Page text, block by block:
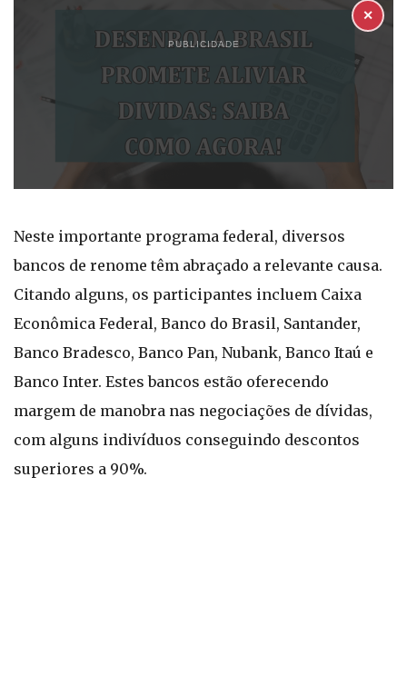
PUBLICIDADE
✕
Neste importante programa federal, diversos
bancos de renome têm abraçado a relevante causa.
Citando alguns, os participantes incluem Caixa
Econômica Federal, Banco do Brasil, Santander,
Banco Bradesco, Banco Pan, Nubank, Banco Itaú e
Banco Inter. Estes bancos estão oferecendo
margem de manobra nas negociações de dívidas,
com alguns indivíduos conseguindo descontos
superiores a 90%.